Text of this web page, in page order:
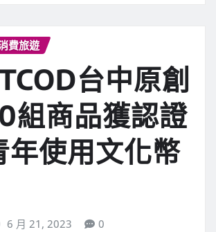
費旅遊
台中原創
組商品獲認證
年使用文化幣
6 月 21, 2023 0